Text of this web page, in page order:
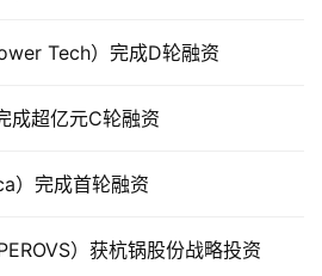
Tech）完成D轮融资
成超亿元C轮融资
）完成首轮融资
）获杭锅股份战略投资